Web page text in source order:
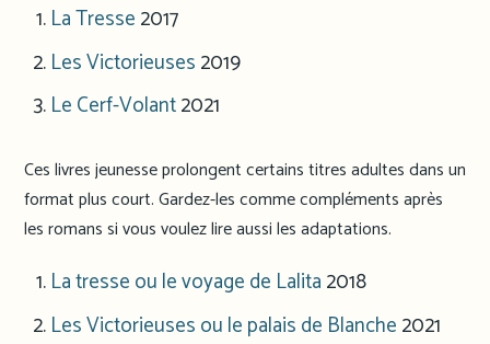
La Tresse2017
Les Victorieuses2019
Le Cerf-Volant2021
Ces livres jeunesse prolongent certains titres adultes dans un
format plus court. Gardez-les comme compléments après
les romans si vous voulez lire aussi les adaptations.
La tresse ou le voyage de Lalita2018
Les Victorieuses ou le palais de Blanche2021